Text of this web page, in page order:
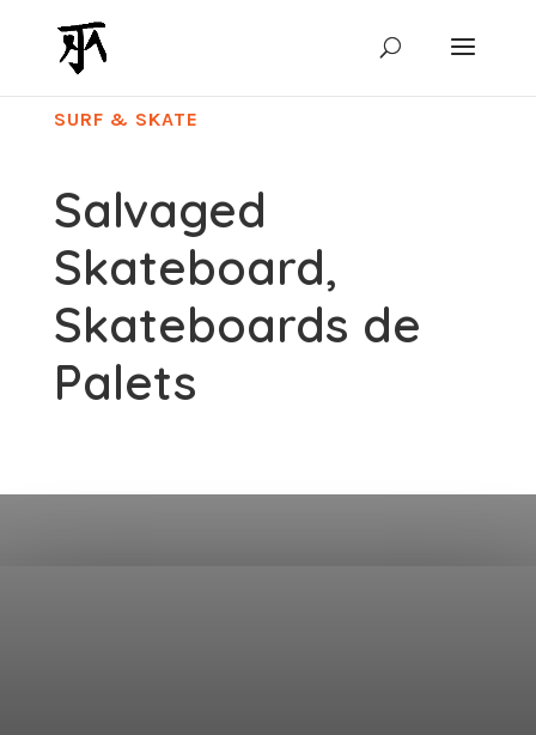
SURF & SKATE
Salvaged
Skateboard,
Skateboards de
Palets